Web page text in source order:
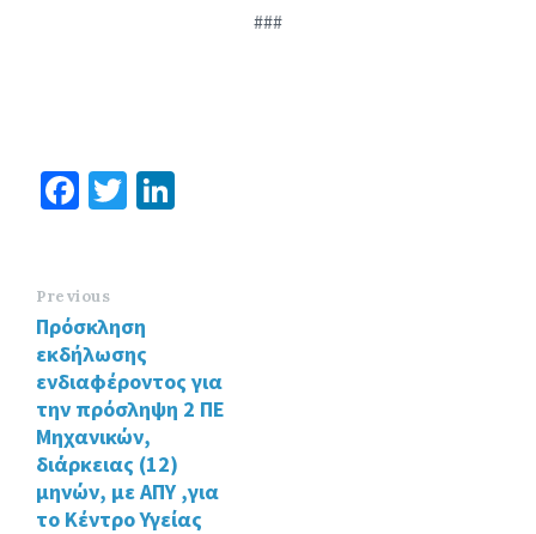
###
Fa
o
o
k
T
Previous
Πρόσκληση
εκδήλωσης
ενδιαφέροντος για
την πρόσληψη 2 ΠΕ
Μηχανικών,
διάρκειας (12)
μηνών, με ΑΠΥ ,για
το Κέντρο Υγείας